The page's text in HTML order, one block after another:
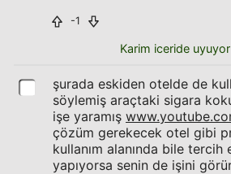
-1
şurada eskiden otelde de
söylemiş araçtaki sigara
işe yaramış
çözüm gerekecek otel gibi
kullanım alanında bile
yapıyorsa senin de işini